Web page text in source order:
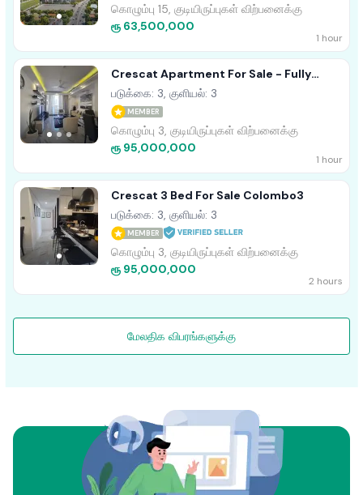
கொழும்பு 15, குடியிருப்புகள் விற்பனைக்கு
ரூ 63,500,000
1 hour
Crescat Apartment For Sale - Fully
Furnished
படுக்கை: 3, குளியல்: 3
MEMBER
கொழும்பு 3, குடியிருப்புகள் விற்பனைக்கு
ரூ 95,000,000
1 hour
Crescat 3 Bed For Sale Colombo3
படுக்கை: 3, குளியல்: 3
MEMBER
கொழும்பு 3, குடியிருப்புகள் விற்பனைக்கு
ரூ 95,000,000
2 hours
மேலதிக விபரங்களுக்கு